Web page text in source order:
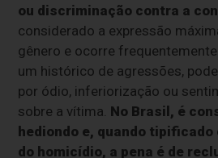
ou discriminação contra a
considerado a expressão
gênero e ocorre
um histórico de agressões,
por ódio, inferiorização ou
sobre a vítima. No Brasil, é
hediondo e, quando
do homicídio, a pena é de